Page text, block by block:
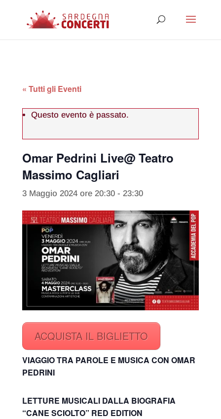
« Tutti gli Eventi
Questo evento è passato.
Omar Pedrini Live@ Teatro
Massimo Cagliari
3 Maggio 2024 ore 20:30- 23:30
ACQUISTA IL BIGLIETTO
VIAGGIO TRA PAROLE E MUSICA CON OMAR
PEDRINI
LETTURE MUSICALI DALLA BIOGRAFIA
“CANE SCIOLTO” RED EDITION